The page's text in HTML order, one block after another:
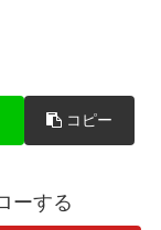
コピー
ーする